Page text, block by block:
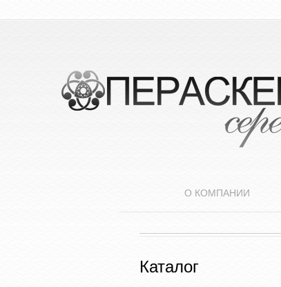
О КОМПАНИИ
Каталог